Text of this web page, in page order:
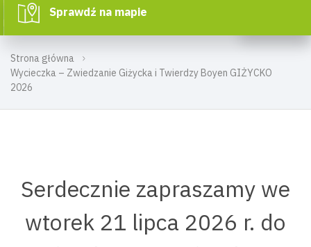
Strona główna
Wycieczka – Zwiedzanie Giżycka i Twierdzy Boyen GIŻYCKO
2026
Sprawdź na mapie
Serdecznie zapraszamy we
wtorek 21 lipca 2026 r. do